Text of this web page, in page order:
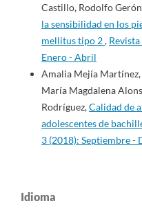
Castillo, Rodolfo
la sensibilidad en los
mellitus tipo 2,
Enero - Abril
Amalia Mejía
María Magdalena
Rodríguez,Calidad de
adolescentes de
3 (2018): Septiembre -
Idioma